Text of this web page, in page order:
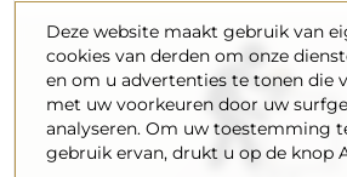
Deze website maakt gebruik van
cookies van derden om onze
en om u advertenties te tonen die
met uw voorkeuren door uw
analyseren. Om uw toestemming
gebruik ervan, drukt u op de knop